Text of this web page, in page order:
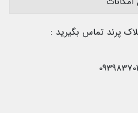
پرند تماس بگیرید :